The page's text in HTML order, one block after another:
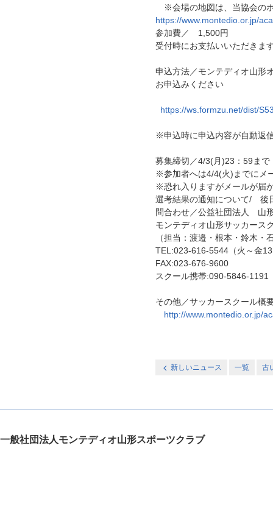
※会場の地図は、当協会の
https://www.montedio.or.jp/
参加費／ 1,500円
受付時にお支払いいただきま
申込方法／モンテディオ山形
お申込みください
https://ws.formzu.net/dist/
※申込時に申込内容が自動返
募集締切／4/3(月)23：59まで
※参加者へは4/4(火)までにメ
※恐れ入りますがメールが届
選考結果の通知について/ 後
問合わせ／公益社団法人 山
モンテディオ山形サッカース
（担当：渡邉・根本・鈴木・
TEL:023-616-5544（火～金
FAX:023-676-9600
スクール携帯:090-5846-1191
その他／サッカースクール概
http://www.montedio.or.jp/
新しいニュース 一覧 古
一般社団法人モンテディオ山形スポーツクラブ